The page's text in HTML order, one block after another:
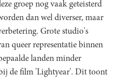
groep nog vaak geteisterd
dan wel diverser, maar
Grote studio's
queer representatie binnen
landen minder
de film 'Lightyear'. Dit toont